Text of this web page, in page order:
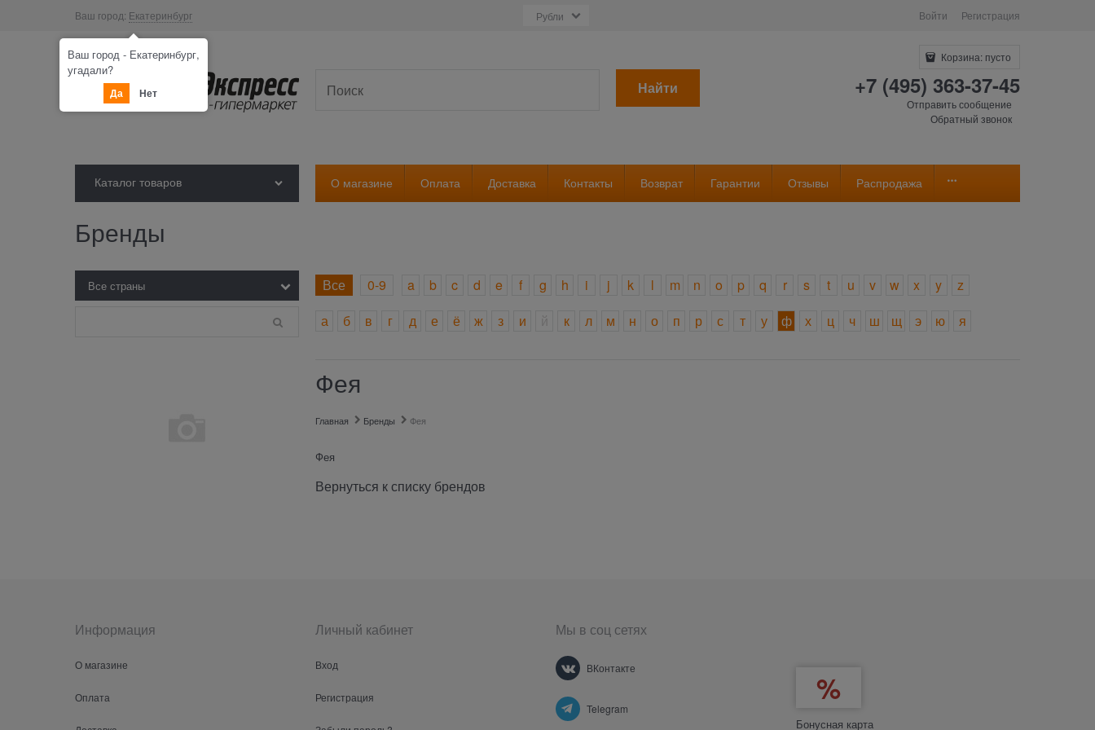
Ваш город: Екатеринбург Войти Регистрация
Найти
Корзина: пусто
+7 (495) 363-37-45
Отправить сообщение
Обратный звонок
Каталог товаров О магазине Оплата Доставка Контакты Возврат Гарантии Отзывы Распродажа
Бренды
Все 0-9 a b c d e f g h i j k l m n o p q r s t u v w x y
z
а
б в г д е ё ж з и к л м н о п р с т у ф х ц ч ш щ э ю я
Фея
Главная Бренды Фея
Фея
Вернуться к списку брендов
Информация
О магазине
Оплата
Личный кабинет
Вход
Регистрация
Мы в соц сетях
ВКонтакте
Telegram
Бонусная карта
Ваш город - Екатеринбург,
угадали?
Да Нет